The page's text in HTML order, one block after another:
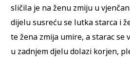
sličila je na ženu zmiju u
dijelu susreću se lutka starca i
te žena zmija umire, a starac se
u zadnjem djelu dolazi korjen,